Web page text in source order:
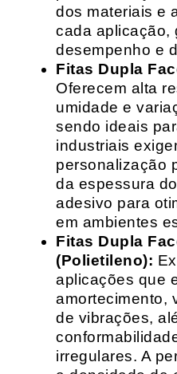
dos materiais e
cada aplicação,
desempenho e
Fitas Dupla
Oferecem alta
umidade e
sendo ideais
industriais
personalização
da espessura
adesivo para
em ambientes
Fitas Dupla
(Polietileno):
aplicações que
amortecimento,
de vibrações,
irregulares. A